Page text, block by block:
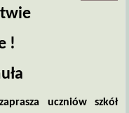
!
uczniów szkół